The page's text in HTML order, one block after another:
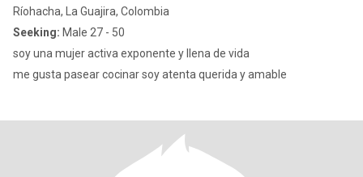
Ríohacha, La Guajira, Colombia
Seeking: Male 27 - 50
soy una mujer activa exponente y llena de vida
me gusta pasear cocinar soy atenta querida y amable